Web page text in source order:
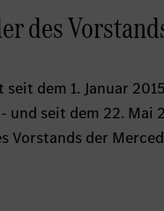
des
seit dem 1. Januar
und seit dem 22.
Vorstands der